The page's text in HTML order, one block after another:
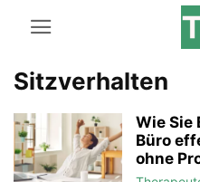
Sitzverhalten
Wie Sie
Büro
ohne